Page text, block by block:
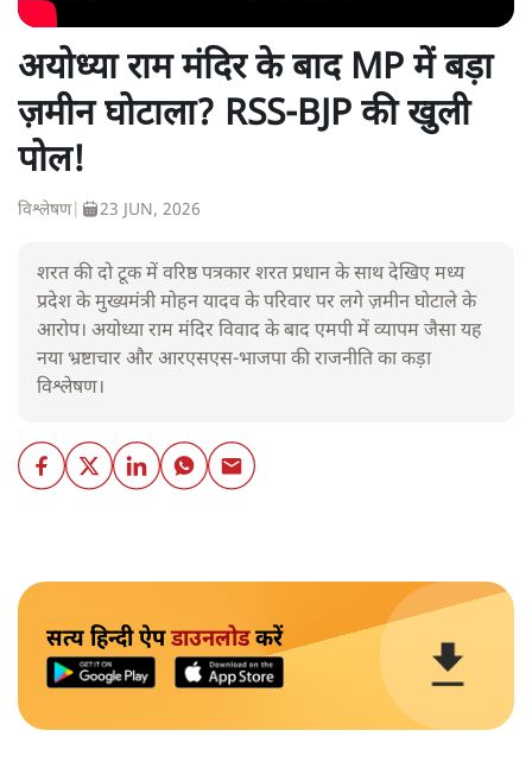
अयोध्या राम मंदिर के बाद MP में बड़ा
ज़मीन घोटाला? RSS-BJP की खुली
पोल!
विश्लेषण| 23 JUN, 2026
शरत की दो टूक में वरिष्ठ पत्रकार शरत प्रधान के साथ देखिए मध्य
प्रदेश के मुख्यमंत्री मोहन यादव के परिवार पर लगे ज़मीन घोटाले के
आरोप। अयोध्या राम मंदिर विवाद के बाद एमपी में व्यापम जैसा यह
नया भ्रष्टाचार और आरएसएस-भाजपा की राजनीति का कड़ा
विश्लेषण।
सत्य हिन्दी ऐपडाउनलोडकरें